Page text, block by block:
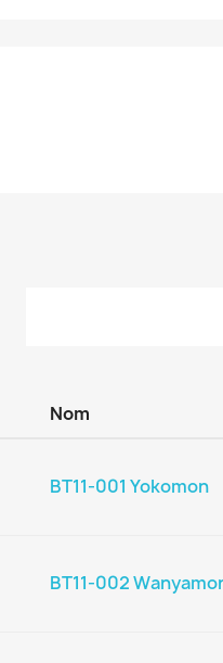
Nom
BT11-001 Yokomon
BT11-002